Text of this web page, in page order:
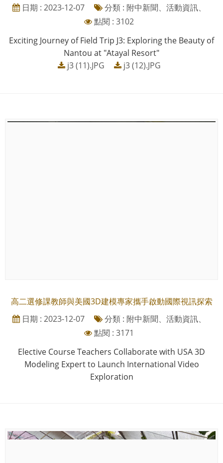
日期 : 2023-12-07
分類 : 附中新聞、活動資訊、
點閱 : 3102
Exciting Journey of Field Trip J3: Exploring the Beauty of
Nantou at "Atayal Resort"
j3 (11).JPG
j3 (12).JPG
高二選修課教師與美國3D建模專家攜手啟動國際視訊探索
日期 : 2023-12-07
分類 : 附中新聞、活動資訊、
點閱 : 3171
Elective Course Teachers Collaborate with USA 3D
Modeling Expert to Launch International Video
Exploration